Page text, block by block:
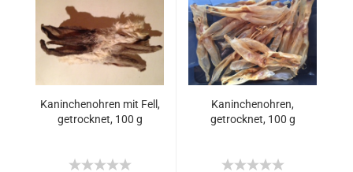
Kaninchenohren mit Fell,
getrocknet, 100 g
Kaninchenohren,
getrocknet, 100 g